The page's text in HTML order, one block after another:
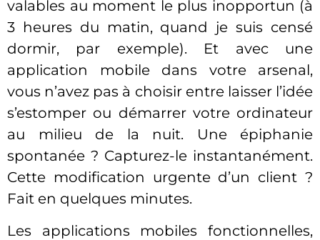
valables au moment le plus inopportun (à
3 heures du matin, quand je suis censé
dormir, par exemple). Et avec une
application mobile dans votre arsenal,
vous n’avez pas à choisir entre laisser l’idée
s’estomper ou démarrer votre ordinateur
au milieu de la nuit. Une épiphanie
spontanée ? Capturez-le instantanément.
Cette modification urgente d’un client ?
Fait en quelques minutes.
Les applications mobiles fonctionnelles,